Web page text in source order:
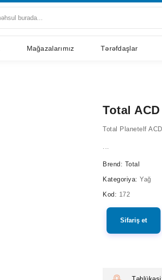
Mağazalarımız Tərəfdaşlar
Total
Total Planetelf
...
Brend: Total
Kategoriya: Yağ
Kod: 172
Sifariş et